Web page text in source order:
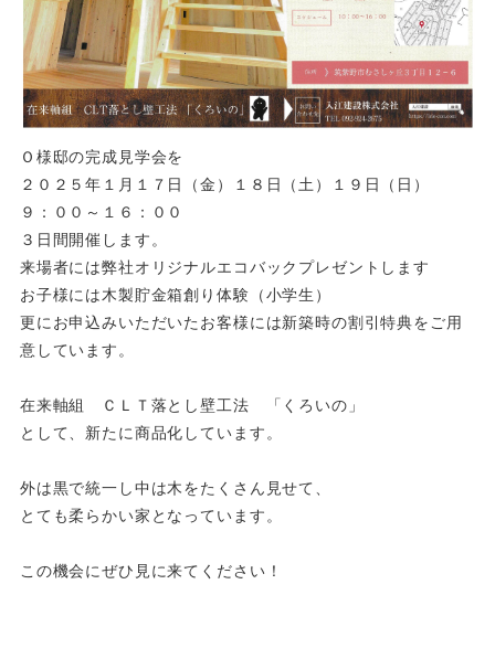
Ｏ様邸の完成見学会を
２０２５年１月１７日（金）１８日（土）１９日（日）
９：００～１６：００
３日間開催します。
来場者には弊社オリジナルエコバックプレゼントします
お子様には木製貯金箱創り体験（小学生）
更にお申込みいただいたお客様には新築時の割引特典をご用
意しています。
在来軸組 ＣＬＴ落とし壁工法 「くろいの」
として、新たに商品化しています。
外は黒で統一し中は木をたくさん見せて、
とても柔らかい家となっています。
この機会にぜひ見に来てください！